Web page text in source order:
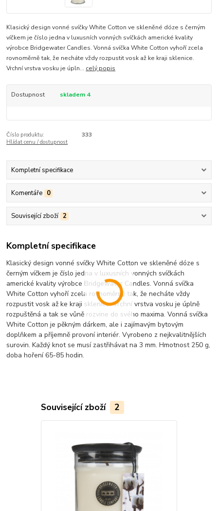
Klasický design vonné svíčky White Cotton ve skleněné dóze s černým
víčkem je číslo jedna v luxusních vonných svíčkách americké kvality
výrobce Bridgewater Candles. Vonná svíčka White Cotton vyhoří zcela
rovnoměrně tak, že necháte vždy rozpustit vosk až ke kraji sklenice.
Vrchní vrstva vosku je úpln... celý popis
Dostupnost skladem 4
Číslo produktu:
333
Hlídat cenu / dostupnost
Kompletní specifikace
Komentáře 0
Související zboží 2
Kompletní specifikace
Klasický design vonné svíčky White Cotton ve skleněné dóze s
černým víčkem je číslo jedna v luxusních vonných svíčkách
americké kvality výrobce Bridgewater Candles. Vonná svíčka
White Cotton vyhoří zcela rovnoměrně tak, že necháte vždy
rozpustit vosk až ke kraji sklenice. Vrchní vrstva vosku je úplně
rozpuštěná a tak se vůně rozvine do svého maxima. Vonná svíčka
White Cotton je pěkným dárkem, ale i zajímavým bytovým
doplňkem a příjemně provoní interiér. Vyrobeno z nejkvalitnějších
surovin. Každý knot se musí zastřihávat na 3 mm. Hmotnost 250 g,
doba hoření 65-85 hodin.
Související zboží 2